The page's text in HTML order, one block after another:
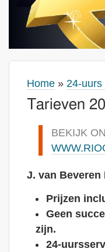
Home » 24-uurs
Tarieven
BEKIJK
J. van
Prijzen
Geen
zijn.
24-